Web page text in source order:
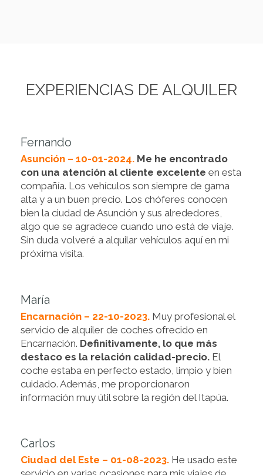
EXPERIENCIAS DE ALQUILER
Fernando
Asunción – 10-01-2024. Me he encontrado
con una atención al cliente excelente en esta
compañía. Los vehículos son siempre de gama
alta y a un buen precio. Los chóferes conocen
bien la ciudad de Asunción y sus alrededores,
algo que se agradece cuando uno está de viaje.
Sin duda volveré a alquilar vehículos aquí en mi
próxima visita.
María
Encarnación – 22-10-2023. Muy profesional el
servicio de alquiler de coches ofrecido en
Encarnación. Definitivamente, lo que más
destaco es la relación calidad-precio. El
coche estaba en perfecto estado, limpio y bien
cuidado. Además, me proporcionaron
información muy útil sobre la región del Itapúa.
Carlos
Ciudad del Este – 01-08-2023. He usado este